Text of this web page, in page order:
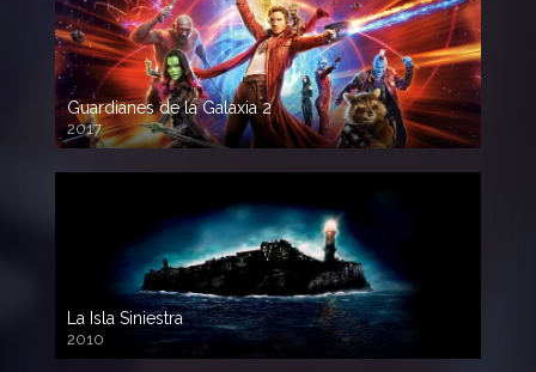
Guardianes de la Galaxia 2
2017
720p HD
La Isla Siniestra
2010
720p HD